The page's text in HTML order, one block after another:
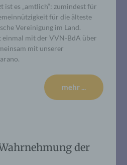
ist es „amtlich“: zumindest für
für die älteste
Vereinigung im Land.
mit der VVN-BdA über
mit unserer
mehr ...
der